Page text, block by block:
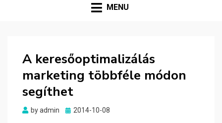
MENU
A keresőoptimalizálás
marketing többféle módon
segíthet
byadmin
Posted
2014-10-08